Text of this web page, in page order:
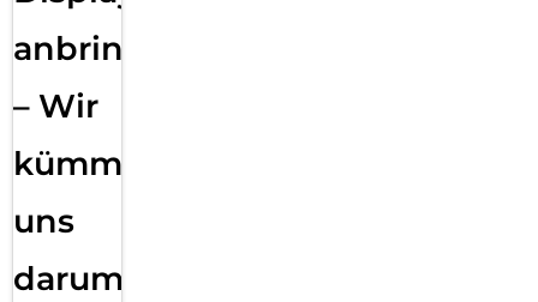
anbringen
– Wir
kümmern
uns
darum!